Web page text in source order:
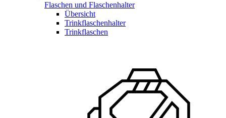
Flaschen und Flaschenhalter
Übersicht
Trinkflaschenhalter
Trinkflaschen